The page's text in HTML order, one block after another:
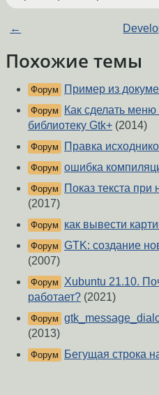
←
Похожие темы
Форум Пример из
Форум
Как сделать меню
библиотеку Gtk+ (2014)
Форум Правка
Форум ошибка
Форум
Показ текста при
(2017)
Форум как вывести
Форум GTK: создание
(2007)
Форум
Xubuntu 21.10.
работает? (2021)
Форум
(2013)
Форум Бегущая строка